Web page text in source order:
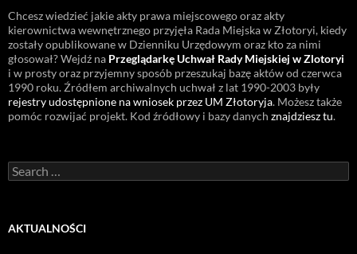
Chcesz wiedzieć jakie akty prawa miejscowego oraz akty
kierownictwa wewnętrznego przyjęła Rada Miejska w Złotoryi, kiedy
zostały opublikowane w Dzienniku Urzędowym oraz kto za nimi
głosował? Wejdź na Przeglądarkę Uchwał Rady Miejskiej w Zlotoryi
i w prosty oraz przyjemny sposób przeszukaj bazę aktów od czerwca
1990 roku. Źródłem archiwalnych uchwał z lat 1990-2003 były
rejestry udostępnione na wniosek przez UM Złotoryja. Możesz także
pomóc rozwijać projekt. Kod źródłowy i bazy danych znajdziesz tu.
Search
for:
AKTUALNOŚCI